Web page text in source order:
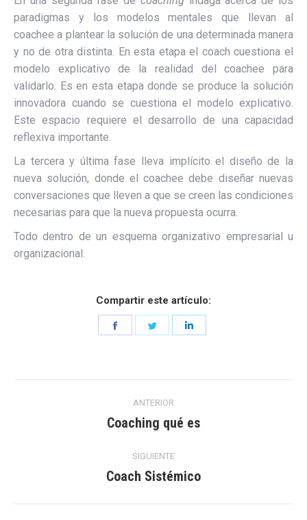
paradigmas y los modelos mentales que llevan al
coachee a plantear la solución de una determinada manera
y no de otra distinta. En esta etapa el coach cuestiona el
modelo explicativo de la realidad del coachee para
validarlo. Es en esta etapa donde se produce la solución
innovadora cuando se cuestiona el modelo explicativo.
Este espacio requiere el desarrollo de una capacidad
reflexiva importante.
La tercera y última fase lleva implícito el diseño de la
nueva solución, donde el coachee debe diseñar nuevas
conversaciones que lleven a que se creen las condiciones
necesarias para que la nueva propuesta ocurra.
Todo dentro de un esquema organizativo empresarial u
organizacional.
Compartir este artículo:
Share
ANTERIOR
Entrada
Coaching qué es
SIGUIENTE
Entrada
Coach Sistémico